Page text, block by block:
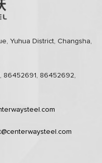
Yuhua District, Changsha,
86452691, 86452692,